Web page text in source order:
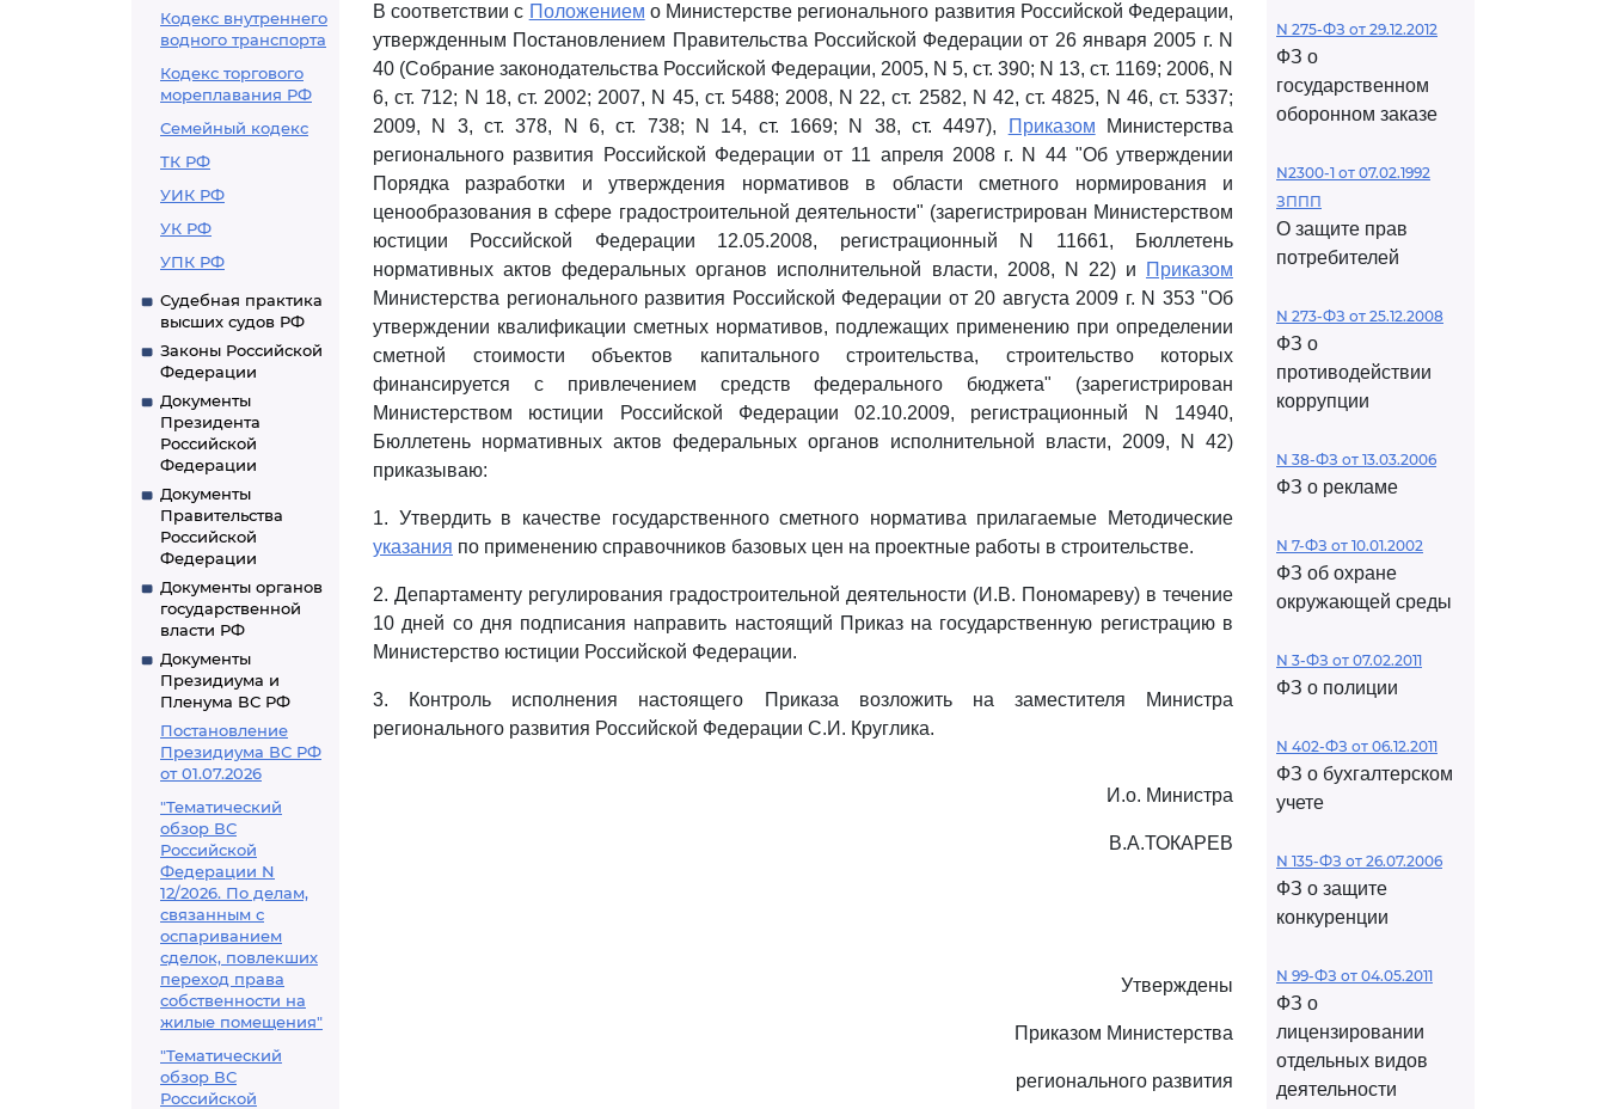
Кодекс внутреннего
водного транспорта
Кодекс торгового
мореплавания РФ
Семейный кодекс
ТК РФ
УИК РФ
УК РФ
УПК РФ
Судебная практика
высших судов РФ
Законы Российской
Федерации
Документы
Президента
Российской
Федерации
Документы
Правительства
Российской
Федерации
Документы органов
государственной
власти РФ
Документы
Президиума и
Пленума ВС РФ
Постановление
Президиума ВС РФ
от 01.07.2026
"Тематический
обзор ВС
Российской
Федерации N
12/2026. По делам,
связанным с
оспариванием
сделок, повлекших
переход права
собственности на
жилые помещения"
"Тематический
обзор ВС
Российской
В соответствии с Положением о Министерстве регионального развития Российской Федерации,
утвержденным Постановлением Правительства Российской Федерации от 26 января 2005 г. N
40 (Собрание законодательства Российской Федерации, 2005, N 5, ст. 390; N 13, ст. 1169; 2006, N
6, ст. 712; N 18, ст. 2002; 2007, N 45, ст. 5488; 2008, N 22, ст. 2582, N 42, ст. 4825, N 46, ст. 5337;
2009, N 3, ст. 378, N 6, ст. 738; N 14, ст. 1669; N 38, ст. 4497),
Приказом Министерства
регионального развития Российской Федерации от 11 апреля 2008 г. N 44 "Об утверждении
Порядка разработки и утверждения нормативов в области сметного нормирования и
ценообразования в сфере градостроительной деятельности" (зарегистрирован Министерством
юстиции Российской Федерации 12.05.2008, регистрационный N 11661, Бюллетень
нормативных актов федеральных органов исполнительной власти, 2008, N 22) и
Приказом
Министерства регионального развития Российской Федерации от 20 августа 2009 г. N 353 "Об
утверждении квалификации сметных нормативов, подлежащих применению при определении
сметной стоимости объектов капитального строительства, строительство которых
финансируется с привлечением средств федерального бюджета" (зарегистрирован
Министерством юстиции Российской Федерации 02.10.2009, регистрационный N 14940,
Бюллетень нормативных актов федеральных органов исполнительной власти, 2009, N 42)
приказываю:
1. Утвердить в качестве государственного сметного норматива прилагаемые Методические
указания по применению справочников базовых цен на проектные работы в строительстве.
2. Департаменту регулирования градостроительной деятельности (И.В. Пономареву) в течение
10 дней со дня подписания направить настоящий Приказ на государственную регистрацию в
Министерство юстиции Российской Федерации.
3. Контроль исполнения настоящего Приказа возложить на заместителя Министра
регионального развития Российской Федерации С.И. Круглика.
И.о. Министра
В.А.ТОКАРЕВ
Утверждены
Приказом Министерства
регионального развития
N 275-ФЗ от 29.12.2012
ФЗ о
государственном
оборонном заказе
N2300-1 от 07.02.1992
ЗППП
О защите прав
потребителей
N 273-ФЗ от 25.12.2008
ФЗ о
противодействии
коррупции
N 38-ФЗ от 13.03.2006
ФЗ о рекламе
N 7-ФЗ от 10.01.2002
ФЗ об охране
окружающей среды
N 3-ФЗ от 07.02.2011
ФЗ о полиции
N 402-ФЗ от 06.12.2011
ФЗ о бухгалтерском
учете
N 135-ФЗ от 26.07.2006
ФЗ о защите
конкуренции
N 99-ФЗ от 04.05.2011
ФЗ о
лицензировании
отдельных видов
деятельности